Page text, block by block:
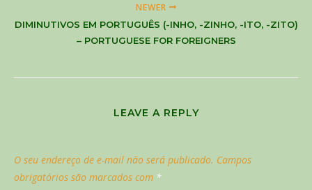
NEWER
DIMINUTIVOS EM PORTUGUÊS (-INHO, -ZINHO, -ITO, -ZITO)
– PORTUGUESE FOR FOREIGNERS
LEAVE A REPLY
O seu endereço de e-mail não será publicado. Campos
obrigatórios são marcados com *